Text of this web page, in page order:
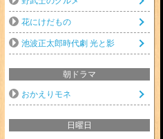
花にけだもの
池波正太郎時代劇 光と影
朝ドラマ
おかえりモネ
日曜日